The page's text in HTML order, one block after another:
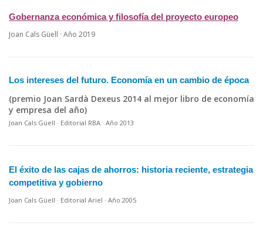
Gobernanza económica y filosofía del proyecto europeo
Joan Cals Güell · Año 2019
Los intereses del futuro. Economía en un cambio de época
(premio Joan Sardà Dexeus 2014 al mejor libro de economía
y empresa del año)
Joan Cals Güell · Editorial RBA · Año 2013
El éxito de las cajas de ahorros: historia reciente, estrategia
competitiva y gobierno
Joan Cals Güell · Editorial Ariel · Año 2005